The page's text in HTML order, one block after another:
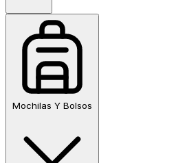
Mochilas Y Bolsos